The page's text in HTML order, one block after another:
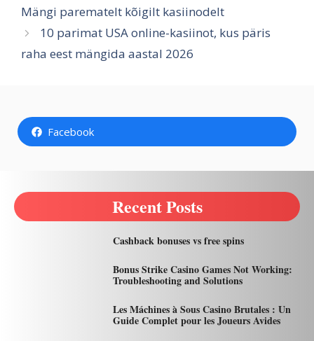
Mängi parematelt kõigilt kasiinodelt
10 parimat USA online-kasiinot, kus päris
raha eest mängida aastal 2026
Facebook
Recent Posts
Cashback bonuses vs free spins
Bonus Strike Casino Games Not Working:
Troubleshooting and Solutions
Les Máchines à Sous Casino Brutales : Un
Guide Complet pour les Joueurs Avides